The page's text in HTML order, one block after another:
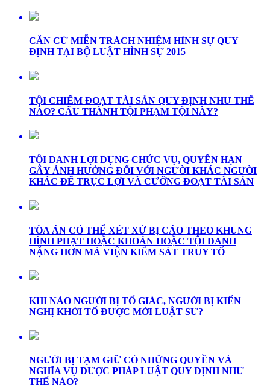
CĂN CỨ MIỄN TRÁCH NHIỆM HÌNH SỰ QUY
ĐỊNH TẠI BỘ LUẬT HÌNH SỰ 2015
TỘI CHIẾM ĐOẠT TÀI SẢN QUY ĐỊNH NHƯ THẾ
NÀO? CẤU THÀNH TỘI PHẠM TỘI NÀY?
TỘI DANH LỢI DỤNG CHỨC VỤ, QUYỀN HẠN
GÂY ẢNH HƯỞNG ĐỐI VỚI NGƯỜI KHÁC NGƯỜI
KHÁC ĐỂ TRỤC LỢI VÀ CƯỠNG ĐOẠT TÀI SẢN
TÒA ÁN CÓ THỂ XÉT XỬ BỊ CÁO THEO KHUNG
HÌNH PHẠT HOẶC KHOẢN HOẶC TỘI DANH
NẶNG HƠN MÀ VIỆN KIỂM SÁT TRUY TỐ
KHI NÀO NGƯỜI BỊ TỐ GIÁC, NGƯỜI BỊ KIẾN
NGHỊ KHỞI TỐ ĐƯỢC MỜI LUẬT SƯ?
NGƯỜI BỊ TẠM GIỮ CÓ NHỮNG QUYỀN VÀ
NGHĨA VỤ ĐƯỢC PHÁP LUẬT QUY ĐỊNH NHƯ
THẾ NÀO?